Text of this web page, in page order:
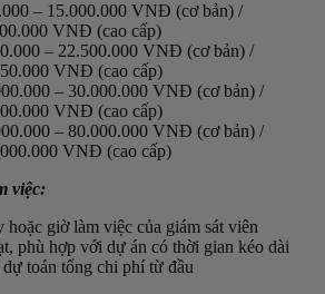
– 15.000.000 VNĐ (cơ bản) /
VNĐ (cao cấp)
– 22.500.000 VNĐ (cơ bản) /
VNĐ (cao cấp)
– 30.000.000 VNĐ (cơ bản) /
VNĐ (cao cấp)
– 80.000.000 VNĐ (cơ bản) /
VNĐ (cao cấp)
việc:
hoặc giờ làm việc của giám sát viên
phù hợp với dự án có thời gian kéo dài
toán tổng chi phí từ đầu